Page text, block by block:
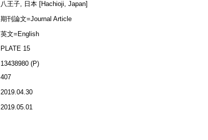
八王子, 日本 [Hachioji, Japan]
期刊論文=Journal Article
英文=English
PLATE 15
13438980 (P)
407
2019.04.30
2019.05.01